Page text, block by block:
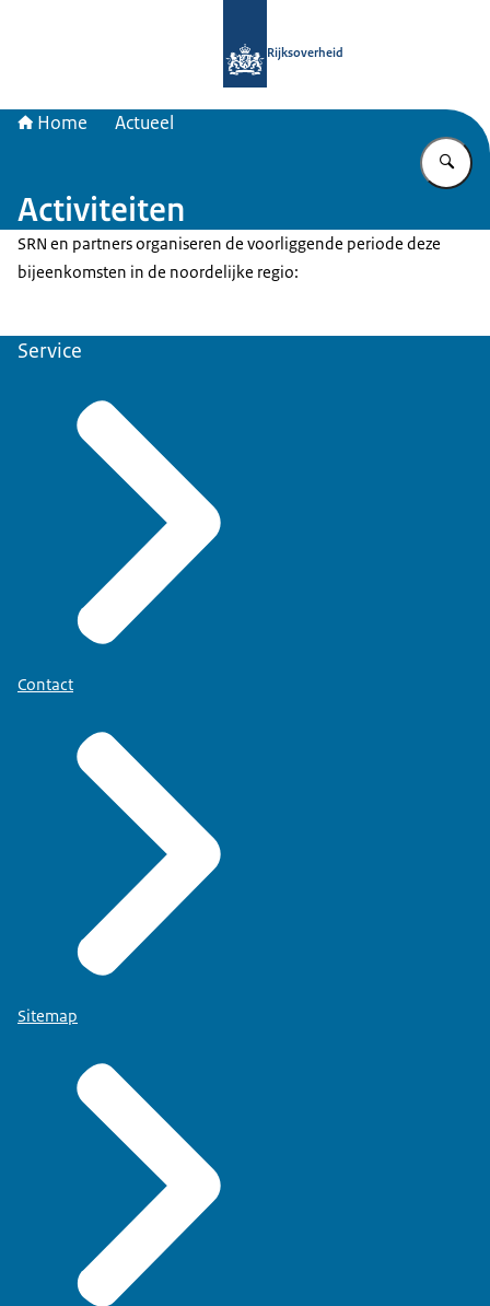
Rijksoverheid
Home Actueel
Activiteiten
SRN en partners organiseren de voorliggende periode deze
bijeenkomsten in de noordelijke regio:
Service
Contact
Sitemap